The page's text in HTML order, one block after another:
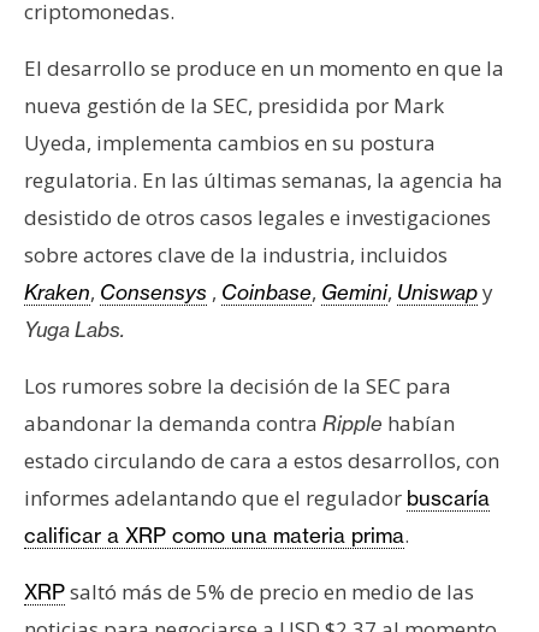
criptomonedas.
El desarrollo se produce en un momento en que la
nueva gestión de la SEC, presidida por Mark
Uyeda, implementa cambios en su postura
regulatoria. En las últimas semanas, la agencia ha
desistido de otros casos legales e investigaciones
sobre actores clave de la industria, incluidos
Kraken, Consensys , Coinbase, Gemini, Uniswapy
Yuga Labs.
Los rumores sobre la decisión de la SEC para
abandonar la demanda contra Ripple habían
estado circulando de cara a estos desarrollos, con
informes adelantando que el regulador buscaría
calificar a XRP como una materia prima.
XRPsaltó más de 5% de precio en medio de las